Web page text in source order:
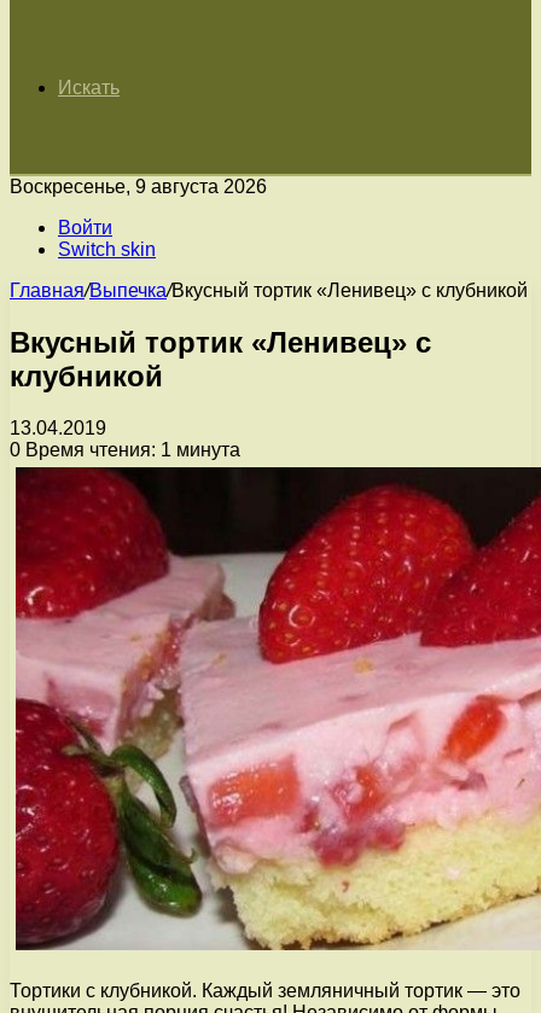
Искать
Воскресенье, 9 августа 2026
Войти
Switch skin
Главная/Выпечка/Вкусный тортик «Ленивец» с клубникой
Вкусный тортик «Ленивец» с
клубникой
13.04.2019
0 Время чтения: 1 минута
Тортики с клубникой. Каждый земляничный тортик — это